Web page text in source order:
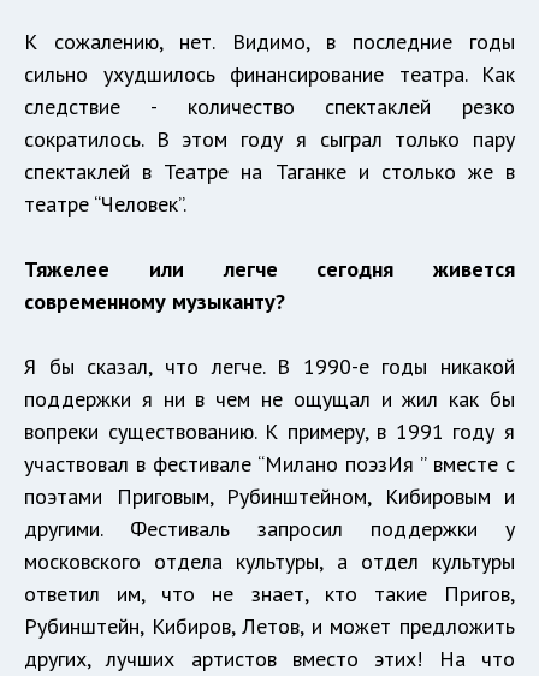
К сожалению, нет. Видимо, в последние годы
сильно ухудшилось финансирование театра. Как
следствие - количество спектаклей резко
сократилось. В этом году я сыграл только пару
спектаклей в Театре на Таганке и столько же в
театре “Человек”.
Тяжелее или легче сегодня живется
современному музыканту?
Я бы сказал, что легче. В 1990-е годы никакой
поддержки я ни в чем не ощущал и жил как бы
вопреки существованию. К примеру, в 1991 году я
участвовал в фестивале “Милано поэзИя ” вместе с
поэтами Приговым, Рубинштейном, Кибировым и
другими. Фестиваль запросил поддержки у
московского отдела культуры, а отдел культуры
ответил им, что не знает, кто такие Пригов,
Рубинштейн, Кибиров, Летов, и может предложить
других, лучших артистов вместо этих! На что